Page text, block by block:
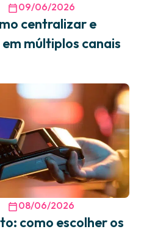
09/06/2026
centralizar e
múltiplos canais
08/06/2026
como escolher os